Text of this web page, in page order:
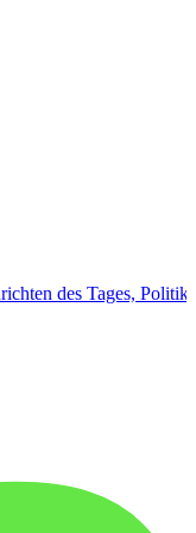
des Tages, Politik